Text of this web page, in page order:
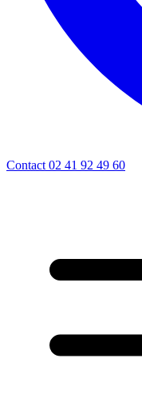
Contact 02 41 92 49 60